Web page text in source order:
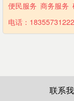
便民服务 商务服务
电话：18355731222
联系